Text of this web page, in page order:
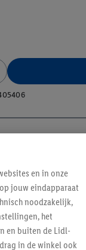
en in onze
jouw eindapparaat
noodzakelijk,
het
en buiten de Lidl-
in de winkel ook